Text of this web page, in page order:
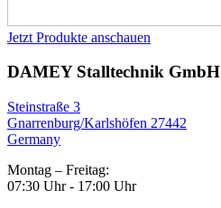
Jetzt Produkte anschauen
DAMEY Stalltechnik GmbH
Steinstraße 3
Gnarrenburg/Karlshöfen 27442
Germany
Montag – Freitag:
07:30 Uhr - 17:00 Uhr